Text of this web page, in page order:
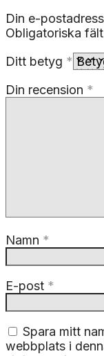
Din e-
Obligatoriska
Ditt betyg *
Din recension *
Namn *
E-post *
Spara mitt
webbplats i